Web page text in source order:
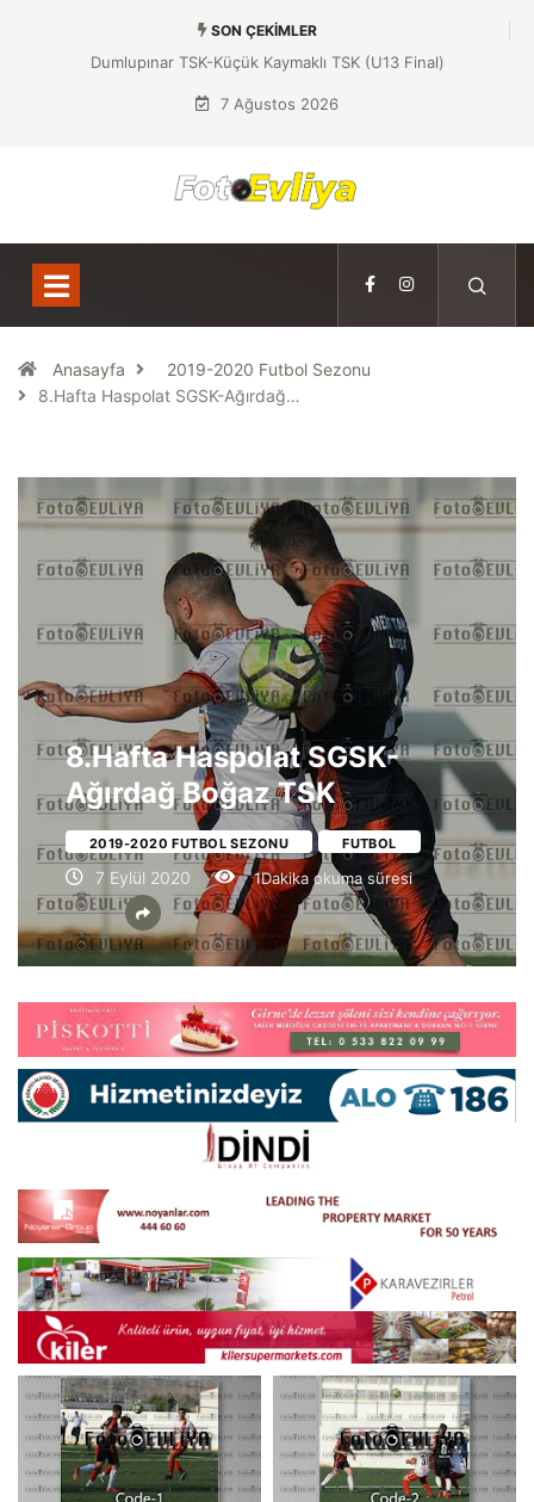
SON ÇEKIMLER
Dumlupınar TSK-Küçük Kaymaklı TSK (U13 Final)
7 Ağustos 2026
Anasayfa
2019-2020 Futbol Sezonu
8.Hafta Haspolat SGSK-Ağırdağ…
8.Hafta Haspolat SGSK-
Ağırdağ Boğaz TSK
2019-2020 FUTBOL SEZONU FUTBOL
7 Eylül 2020 1Dakika okuma süresi